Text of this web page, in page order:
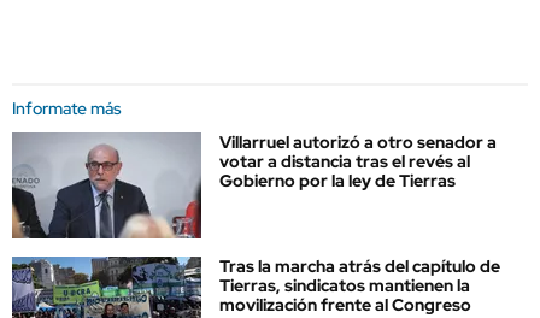
Informate más
Villarruel autorizó a otro senador a
votar a distancia tras el revés al
Gobierno por la ley de Tierras
Tras la marcha atrás del capítulo de
Tierras, sindicatos mantienen la
movilización frente al Congreso